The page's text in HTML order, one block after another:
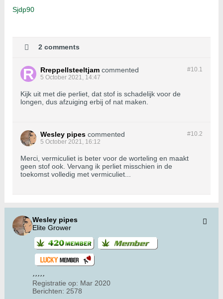
Sjdp90
2 comments
#10.1
Rreppellsteeltjam commented
5 October 2021, 14:47
Kijk uit met die perliet, dat stof is schadelijk voor de
longen, dus afzuiging erbij of nat maken.
#10.2
Wesley pipes commented
5 October 2021, 16:12
Merci, vermiculiet is beter voor de worteling en maakt
geen stof ook. Vervang ik perliet misschien in de
toekomst volledig met vermiculiet...
Wesley pipes
Elite Grower
Registratie op: Mar 2020
Berichten: 2578